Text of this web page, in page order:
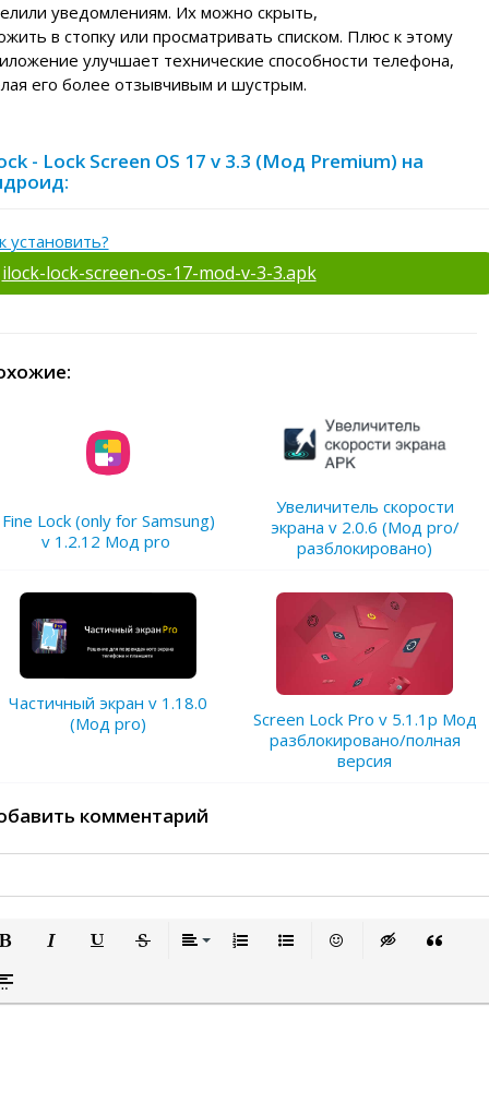
уведомлениям. Их можно скрыть,
в стопку или просматривать списком. Плюс к этому
улучшает технические способности телефона,
его более отзывчивым и шустрым.
- Lock Screen OS 17 v 3.3 (Мод Premium) на
установить?
ilock-lock-screen-os-17-mod-v-3-3.apk
Fine Lock (only for Samsung)
v 1.2.12 Мод pro
Увеличитель скорости
экрана v 2.0.6 (Мод pro/
разблокировано)
Частичный экран v 1.18.0
(Мод pro)
Screen Lock Pro v 5.1.1p Мод
разблокировано/полная
версия
комментарий
спойлера